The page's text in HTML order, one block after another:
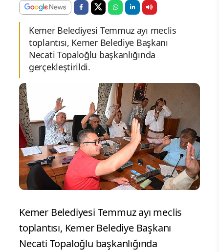
Kemer Belediyesi Temmuz ayı meclis
toplantısı, Kemer Belediye Başkanı
Necati Topaloğlu başkanlığında
gerçekleştirildi.
Kemer Belediyesi Temmuz ayı meclis
toplantısı, Kemer Belediye Başkanı
Necati Topaloğlu başkanlığında